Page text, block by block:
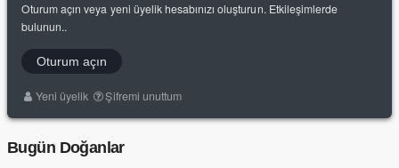
Oturum açın veya yeni üyelik hesabınızı oluşturun. Etkileşimlerde
bulunun..
Oturum açın
Yeni üyelik Şifremi unuttum
Bugün Doğanlar